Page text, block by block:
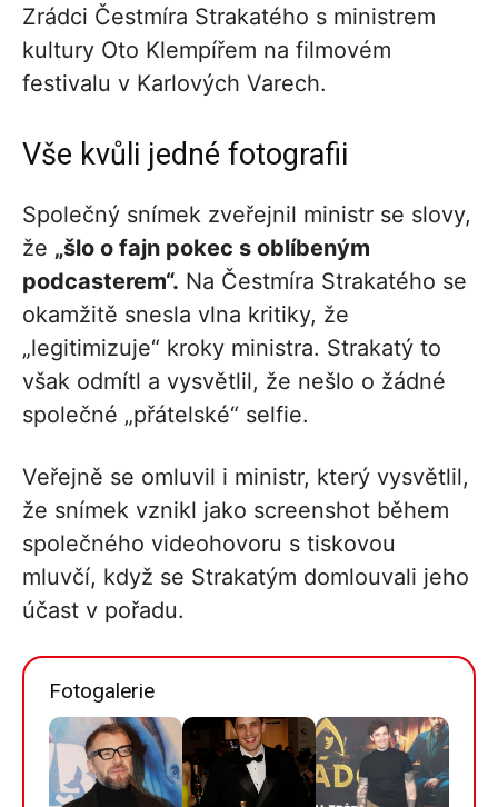
Zrádci Čestmíra Strakatého s ministrem
kultury Oto Klempířem na filmovém
festivalu v Karlových Varech.
Vše kvůli jedné fotografii
Společný snímek zveřejnil ministr se slovy,
že „šlo o fajn pokec s oblíbeným
podcasterem“. Na Čestmíra Strakatého se
okamžitě snesla vlna kritiky, že
„legitimizuje“ kroky ministra. Strakatý to
však odmítl a vysvětlil, že nešlo o žádné
společné „přátelské“ selfie.
Veřejně se omluvil i ministr, který vysvětlil,
že snímek vznikl jako screenshot během
společného videohovoru s tiskovou
mluvčí, když se Strakatým domlouvali jeho
účast v pořadu.
Fotogalerie